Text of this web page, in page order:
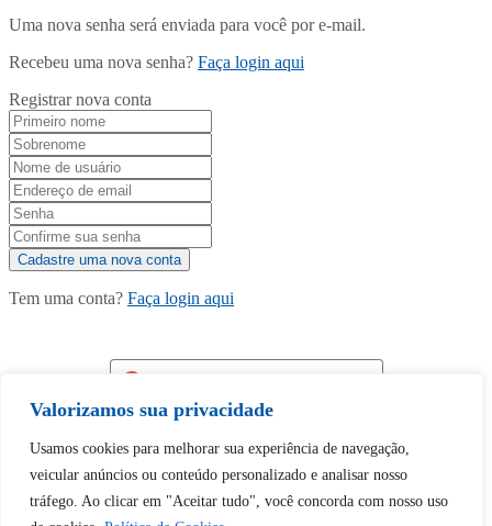
Valorizamos sua privacidade
Usamos cookies para melhorar sua experiência de navegação,
veicular anúncios ou conteúdo personalizado e analisar nosso
tráfego. Ao clicar em "Aceitar tudo", você concorda com nosso uso
Uma nova senha será enviada para você por e-mail.
Recebeu uma nova senha? Faça login aqui
Registrar nova conta
Tem uma conta? Faça login aqui